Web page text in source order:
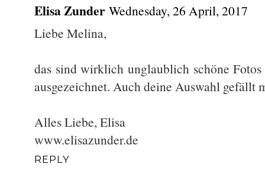
Elisa Zunder Wednesday, 26 April, 2017
Liebe Melina,
das sind wirklich unglaublich schöne
ausgezeichnet. Auch deine Auswahl gefällt
Alles Liebe, Elisa
www.elisazunder.de
REPLY